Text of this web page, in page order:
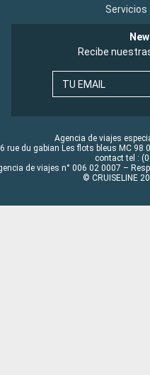
Servicios
Recibe
TU EMAIL
Agencia de viajes
rue du gabian Les flots bleus MC 98
contact tel :
de viajes n° 006 02 0007 –
© CRUISELINE